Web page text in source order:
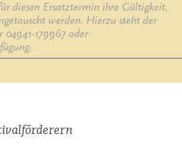
diesen Ersatztermin ihre Gültigkeit,
werden. Hierzu steht der
04941-179967 oder